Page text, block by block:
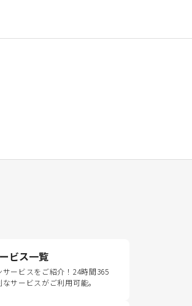
ビス一覧
ービスをご紹介！24時間365
サービスがご利用可能。